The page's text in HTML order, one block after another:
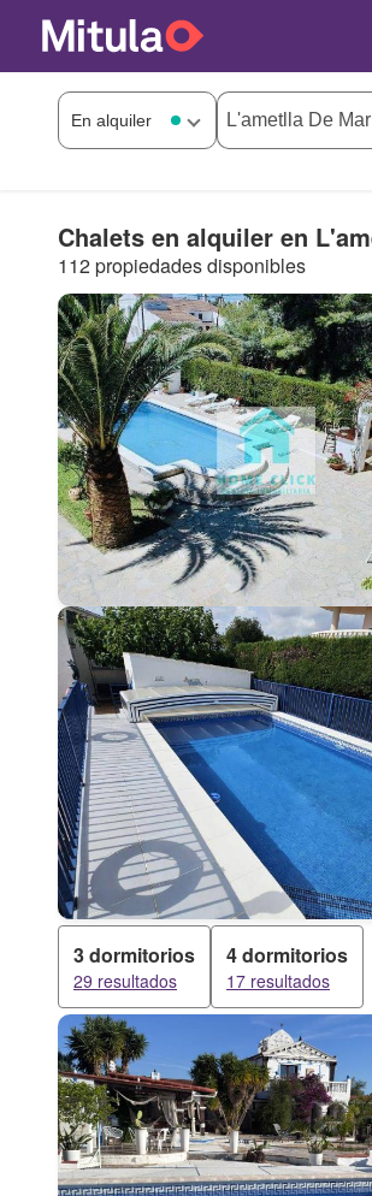
Chalets en alquiler en
112 propiedades disponibles
3 dormitorios
29 resultados
4 dormitorios
17 resultados